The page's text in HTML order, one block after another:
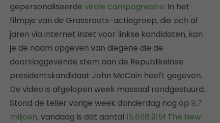
gepersonaliseerde virale campagnesite. In het
filmpje van de Grassroots-actiegroep, die zich al
jaren via internet inzet voor linkse kandidaten, kan
je de naam opgeven van diegene die de
doorslaggevende stem aan de Republikeinse
presidentskandidaat John McCain heeft gegeven.
De video is afgelopen week massaal rondgestuurd.
Stond de teller vorige week donderdag nog op 9,7
miljoen, vandaag is dat aantal 15.658.915! The New